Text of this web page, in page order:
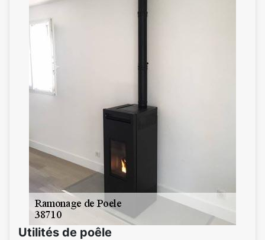
Utilités de poêle